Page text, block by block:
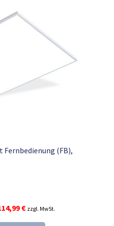
Fernbedienung (FB),
€Aktueller
Preis
zzgl. MwSt.